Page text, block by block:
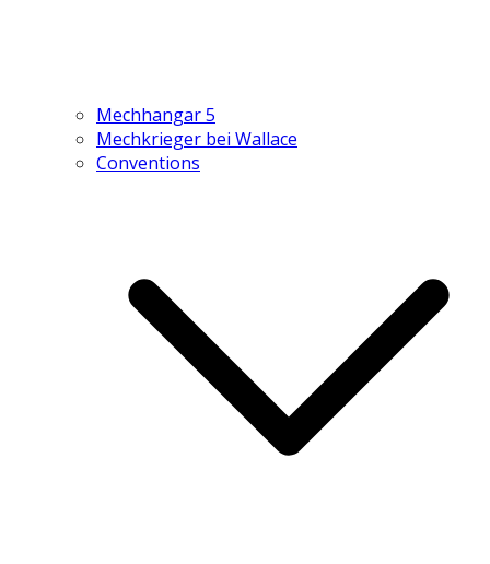
Mechhangar 5
Mechkrieger bei Wallace
Conventions